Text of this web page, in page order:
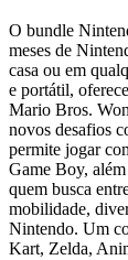
O bundle
meses de
casa ou em
e portátil,
Mario Bros.
novos desafios
permite jogar
Game Boy,
quem busca
mobilidade,
Nintendo. Um
Kart, Zelda,